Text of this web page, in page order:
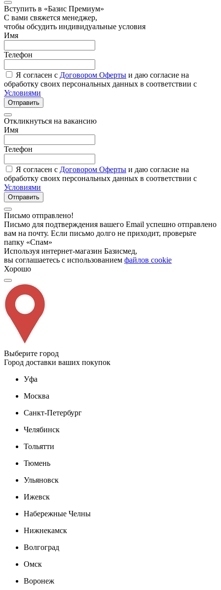
Вступить в «Базис Премиум»
С вами свяжется менеджер,
чтобы обсудить индивидуальные условия
Имя
Телефон
Я согласен с Договором Оферты и даю согласие на
обработку своих персональных данных в соответствии с
Условиями
Отправить
Откликнуться на вакансию
Имя
Телефон
Я согласен с Договором Оферты и даю согласие на
обработку своих персональных данных в соответствии с
Условиями
Отправить
Письмо отправлено!
Письмо для подтверждения вашего Email успешно отправлено
вам на почту. Если письмо долго не приходит, проверьте
папку «Спам»
Используя интернет-магазин Базисмед,
вы соглашаетесь с использованием файлов cookie
Хорошо
Выберите город
Город доставки ваших покупок
Уфа
Москва
Санкт-Петербург
Челябинск
Тольятти
Тюмень
Ульяновск
Ижевск
Набережные Челны
Нижнекамск
Волгоград
Омск
Воронеж